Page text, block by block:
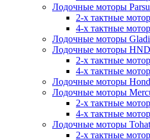
Лодочные моторы
2-х тактные
4-х тактные
Лодочные моторы
Лодочные моторы HND
2-х тактные
4-х тактные
Лодочные моторы
Лодочные моторы
2-х тактные
4-х тактные
Лодочные моторы
2-х тактные